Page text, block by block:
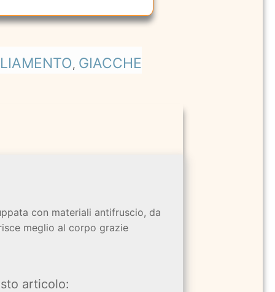
, GIACCHE
con materiali antifruscio, da
meglio al corpo grazie
articolo: